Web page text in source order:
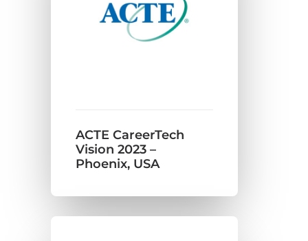
ACTE CareerTech
Vision 2023 –
Phoenix, USA